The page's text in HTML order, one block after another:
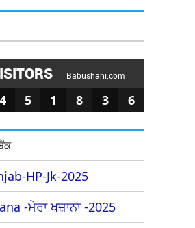
Babushahi.com
4 5 1 8 3 6
HP-Jk-2025
-ਮੇਰਾ ਖਜ਼ਾਨਾ -2025